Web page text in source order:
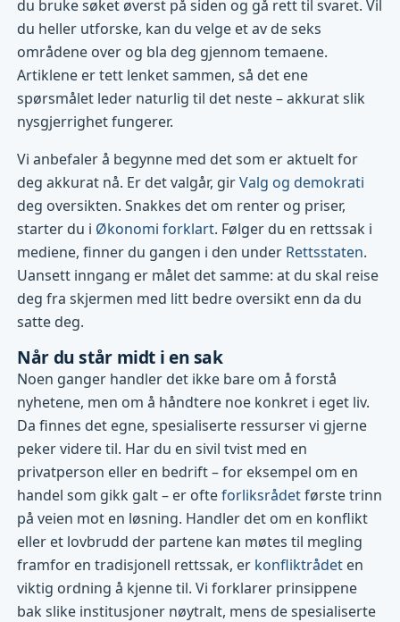
du bruke søket øverst på siden og gå rett til svaret. Vil
du heller utforske, kan du velge et av de seks
områdene over og bla deg gjennom temaene.
Artiklene er tett lenket sammen, så det ene
spørsmålet leder naturlig til det neste – akkurat slik
nysgjerrighet fungerer.
Vi anbefaler å begynne med det som er aktuelt for
deg akkurat nå. Er det valgår, girValg og demokrati
deg oversikten. Snakkes det om renter og priser,
starter du i Økonomi forklart. Følger du en rettssak i
mediene, finner du gangen i den under Rettsstaten.
Uansett inngang er målet det samme: at du skal reise
deg fra skjermen med litt bedre oversikt enn da du
satte deg.
Når du står midt i en sak
Noen ganger handler det ikke bare om å forstå
nyhetene, men om å håndtere noe konkret i eget liv.
Da finnes det egne, spesialiserte ressurser vi gjerne
peker videre til. Har du en sivil tvist med en
privatperson eller en bedrift – for eksempel om en
handel som gikk galt – er ofteforliksrådetførste trinn
på veien mot en løsning. Handler det om en konflikt
eller et lovbrudd der partene kan møtes til megling
framfor en tradisjonell rettssak, er konfliktrådet en
viktig ordning å kjenne til. Vi forklarer prinsippene
bak slike institusjoner nøytralt, mens de spesialiserte